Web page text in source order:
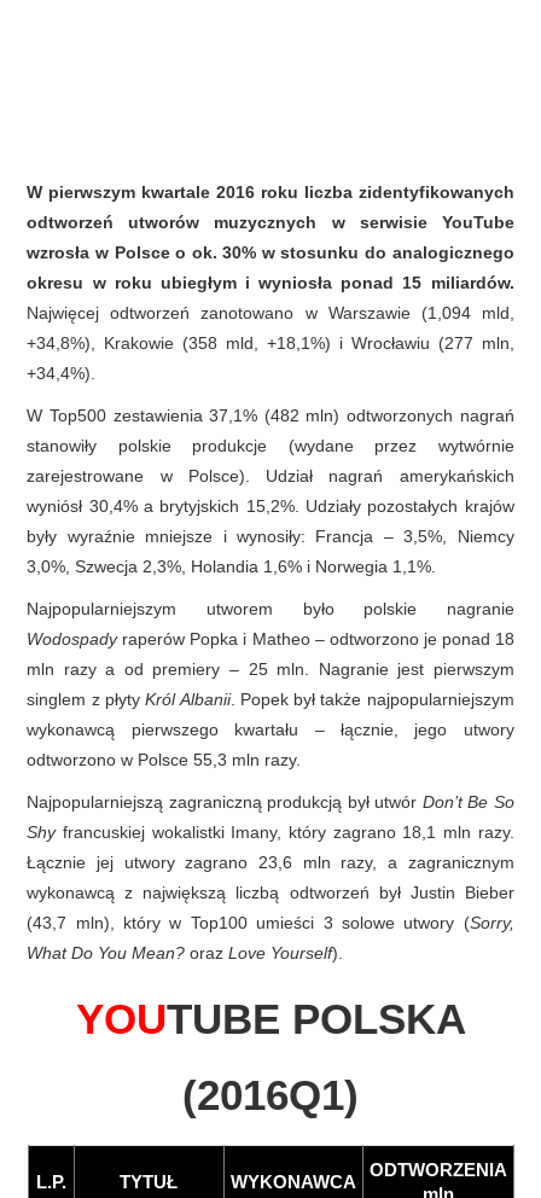
W pierwszym kwartale 2016 roku liczba zidentyfikowanych
odtworzeń utworów muzycznych w serwisie YouTube
wzrosła w Polsce o ok. 30% w stosunku do analogicznego
okresu w roku ubiegłym i wyniosła ponad 15 miliardów.
Najwięcej odtworzeń zanotowano w Warszawie (1,094 mld,
+34,8%), Krakowie (358 mld, +18,1%) i Wrocławiu (277 mln,
+34,4%).
W Top500 zestawienia 37,1% (482 mln) odtworzonych nagrań
stanowiły polskie produkcje (wydane przez wytwórnie
zarejestrowane w Polsce). Udział nagrań amerykańskich
wyniósł 30,4% a brytyjskich 15,2%. Udziały pozostałych krajów
były wyraźnie mniejsze i wynosiły: Francja – 3,5%, Niemcy
3,0%, Szwecja 2,3%, Holandia 1,6% i Norwegia 1,1%.
Najpopularniejszym utworem było polskie nagranie
Wodospady raperów Popka i Matheo – odtworzono je ponad 18
mln razy a od premiery – 25 mln. Nagranie jest pierwszym
singlem z płytyKról Albanii. Popek był także najpopularniejszym
wykonawcą pierwszego kwartału – łącznie, jego utwory
odtworzono w Polsce 55,3 mln razy.
Najpopularniejszą zagraniczną produkcją był utwór Don’t Be So
Shyfrancuskiej wokalistki Imany, który zagrano 18,1 mln razy.
Łącznie jej utwory zagrano 23,6 mln razy, a zagranicznym
wykonawcą z największą liczbą odtworzeń był Justin Bieber
(43,7 mln), który w Top100 umieści 3 solowe utwory (Sorry,
What Do You Mean?orazLove Yourself).
YOUTUBE POLSKA
(2016Q1)
L.P. TYTUŁ WYKONAWCA
ODTWORZENIA
mln